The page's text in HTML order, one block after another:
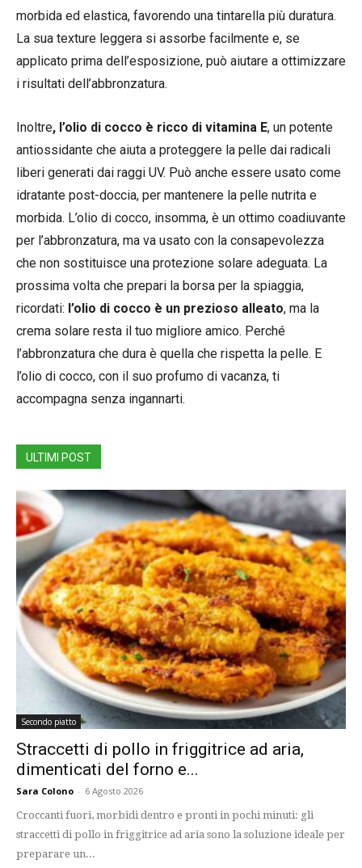
morbida ed elastica, favorendo una tintarella più duratura.
La sua texture leggera si assorbe facilmente e, se
applicato prima dell’esposizione, può aiutare a ottimizzare
i risultati dell’abbronzatura.
Inoltre, l’olio di cocco è ricco di vitamina E, un potente
antiossidante che aiuta a proteggere la pelle dai radicali
liberi generati dai raggi UV. Può anche essere usato come
idratante post-doccia, per mantenere la pelle nutrita e
morbida. L’olio di cocco, insomma, è un ottimo coadiuvante
per l’abbronzatura, ma va usato con la consapevolezza
che non sostituisce una protezione solare adeguata. La
prossima volta che prepari la borsa per la spiaggia,
ricordati: l’olio di cocco è un prezioso alleato, ma la
crema solare resta il tuo migliore amico. Perché
l’abbronzatura che dura è quella che rispetta la pelle. E
l’olio di cocco, con il suo profumo di vacanza, ti
accompagna senza ingannarti.
ULTIMI POST
Secondo piatto
Straccetti di pollo in friggitrice ad aria,
dimenticati del forno e...
Sara Colono - 6 Agosto 2026
Croccanti fuori, morbidi dentro e pronti in pochi minuti: gli
straccetti di pollo in friggitrice ad aria sono la soluzione ideale per
preparare un...